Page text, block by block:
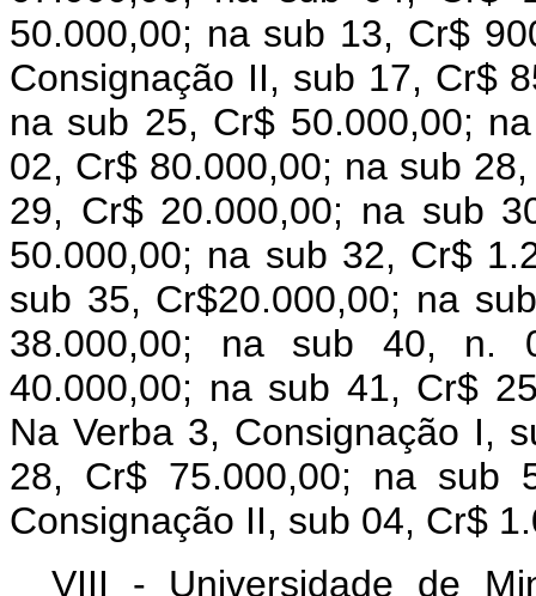
50.000,00; na sub 13, Cr$
Consignação II, sub 17, Cr$
na sub 25, Cr$ 50.000,00;
02, Cr$ 80.000,00; na sub
29, Cr$ 20.000,00; na sub
50.000,00; na sub 32, Cr$
sub 35, Cr$20.000,00; na
38.000,00; na sub 40, n.
40.000,00; na sub 41, Cr$
Na Verba 3, Consignação I,
28, Cr$ 75.000,00; na sub
Consignação II, sub 04, Cr$
VIII - Universidade de